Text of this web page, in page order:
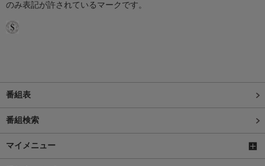
のみ表記が許されているマークです。
番組表
番組検索
マイメニュー